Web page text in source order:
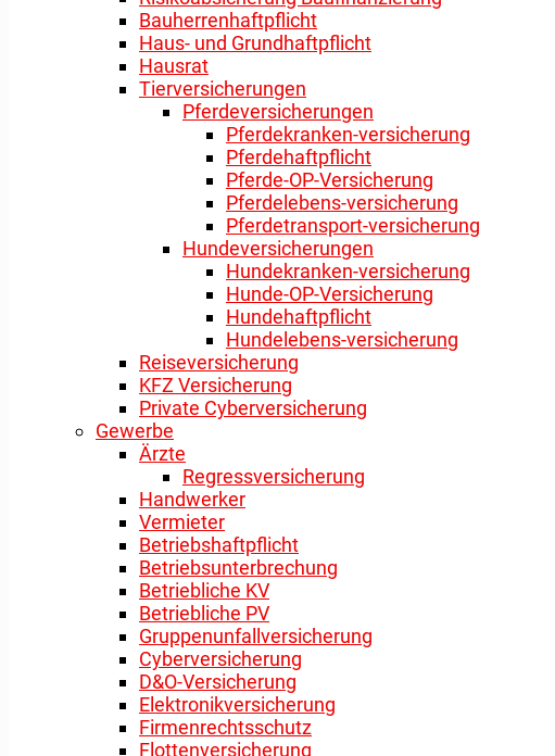
Bauherrenhaftpflicht
Haus- und Grundhaftpflicht
Hausrat
Tierversicherungen
Pferdeversicherungen
Pferdekranken-versicherung
Pferdehaftpflicht
Pferde-OP-Versicherung
Pferdelebens-versicherung
Pferdetransport-versicherung
Hundeversicherungen
Hundekranken-versicherung
Hunde-OP-Versicherung
Hundehaftpflicht
Hundelebens-versicherung
Reiseversicherung
KFZ Versicherung
Private Cyberversicherung
Gewerbe
Ärzte
Regressversicherung
Handwerker
Vermieter
Betriebshaftpflicht
Betriebsunterbrechung
Betriebliche KV
Betriebliche PV
Gruppenunfallversicherung
Cyberversicherung
D&O-Versicherung
Elektronikversicherung
Firmenrechtsschutz
Flottenversicherung